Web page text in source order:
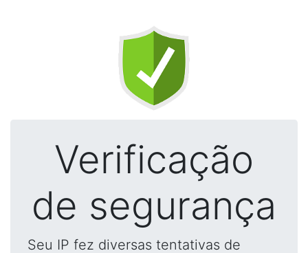
Verificação
de segurança
Seu IP fez diversas tentativas de